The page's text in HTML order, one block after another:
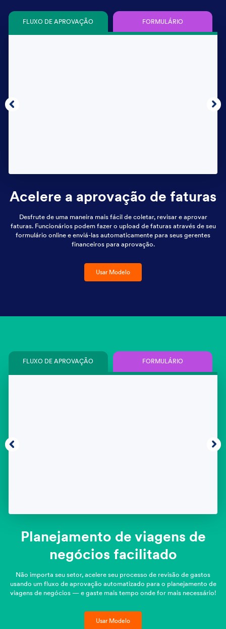
FLUXO DE APROVAÇÃO FORMULÁRIO
Acelere a aprovação de faturas
Desfrute de uma maneira mais fácil de coletar, revisar e aprovar
faturas. Funcionários podem fazer o upload de faturas através de seu
formulário online e enviá-las automaticamente para seus gerentes
financeiros para aprovação.
Usar Modelo
FLUXO DE APROVAÇÃO FORMULÁRIO
Planejamento de viagens de
negócios facilitado
Não importa seu setor, acelere seu processo de revisão de gastos
usando um fluxo de aprovação automatizado para o planejamento de
viagens de negócios — e gaste mais tempo onde for mais necessário!
Usar Modelo